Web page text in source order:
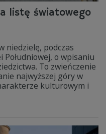
listę światowego
niedzielę, podczas
Południowej, o wpisaniu
To zwieńczenie
najwyższej góry w
kulturowym i